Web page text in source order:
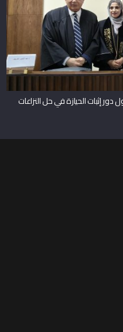
إثبات الحيازة في حل النزاعات